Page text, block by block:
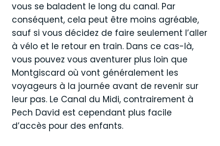
vous se baladent le long du canal. Par
conséquent, cela peut être moins agréable,
sauf si vous décidez de faire seulement l’aller
à vélo et le retour en train. Dans ce cas-là,
vous pouvez vous aventurer plus loin que
Montgiscard où vont généralement les
voyageurs à la journée avant de revenir sur
leur pas. Le Canal du Midi, contrairement à
Pech David est cependant plus facile
d’accès pour des enfants.